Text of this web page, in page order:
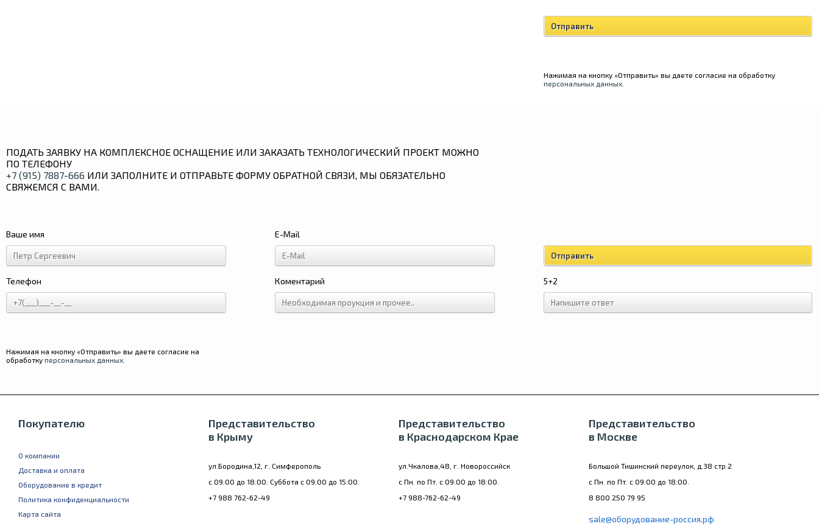
Нажимая на кнопку «Отправить» вы даете согласие на обработку
персональных данных.
ПОДАТЬ ЗАЯВКУ НА КОМПЛЕКСНОЕ ОСНАЩЕНИЕ ИЛИ ЗАКАЗАТЬ ТЕХНОЛОГИЧЕСКИЙ ПРОЕКТ МОЖНО
ПО ТЕЛЕФОНУ
+7 (915) 7887-666 ИЛИ ЗАПОЛНИТЕ И ОТПРАВЬТЕ ФОРМУ ОБРАТНОЙ СВЯЗИ, МЫ ОБЯЗАТЕЛЬНО
СВЯЖЕМСЯ С ВАМИ.
Ваше имя E-Mail
Телефон Коментарий 5+2
Нажимая на кнопку «Отправить» вы даете согласие на
обработку персональных данных
Покупателю
О компании
Доставка и оплата
Оборудование в кредит
Политика конфиденциальности
Карта сайта
Представительство
в Крыму
ул.Бородина,12, г. Симферополь
с 09:00 до 18:00. Суббота с 09:00 до 15:00.
+7 988 762-62-49
Представительство
в Краснодарском Крае
ул.Чкалова,48, г. Новороссийск
с Пн. по Пт. с 09:00 до 18:00.
+7 988-762-62-49
Представительство
в Москве
Большой Тишинский переулок, д.38 стр.2
с Пн. по Пт. с 09:00 до 18:00.
8 800 250 79 95
sale@оборудование-россия.рф